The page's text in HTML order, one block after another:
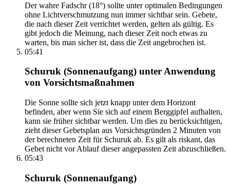
Der wahre Fadschr (18°) sollte unter optimalen Bedingungen
ohne Lichtverschmutzung nun immer sichtbar sein. Gebete,
die nach dieser Zeit verrichtet werden, gelten als gültig. Es
gibt jedoch die Meinung, nach dieser Zeit noch etwas zu
warten, bis man sicher ist, dass die Zeit angebrochen ist.
05:41
Schuruk (Sonnenaufgang) unter Anwendung
von Vorsichtsmaßnahmen
Die Sonne sollte sich jetzt knapp unter dem Horizont
befinden, aber wenn Sie sich auf einem Berggipfel aufhalten,
kann sie früher sichtbar werden. Um dies zu berücksichtigen,
zieht dieser Gebetsplan aus Vorsichtsgründen 2 Minuten von
der berechneten Zeit für Schuruk ab. Es gilt als riskant, das
Gebet nicht vor Ablauf dieser angepassten Zeit abzuschließen.
05:43
Schuruk (Sonnenaufgang)